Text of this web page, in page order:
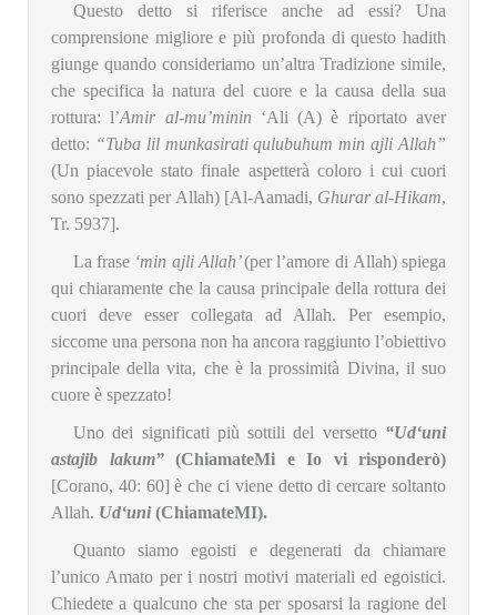
Questo detto si riferisce anche ad essi? Una
comprensione migliore e più profonda di questo hadith
giunge quando consideriamo un’altra Tradizione simile,
che specifica la natura del cuore e la causa della sua
rottura: l’Amir al-mu’minin ‘Ali (A) è riportato aver
detto: “Tuba lil munkasirati qulubuhum min ajli Allah”
(Un piacevole stato finale aspetterà coloro i cui cuori
sono spezzati per Allah) [Al-Aamadi, Ghurar al-Hikam,
Tr. 5937].
La frase ‘min ajli Allah’(per l’amore di Allah) spiega
qui chiaramente che la causa principale della rottura dei
cuori deve esser collegata ad Allah. Per esempio,
siccome una persona non ha ancora raggiunto l’obiettivo
principale della vita, che è la prossimità Divina, il suo
cuore è spezzato!
Uno dei significati più sottili del versetto “Ud‘uni
astajib lakum” (ChiamateMi e Io vi risponderò)
[Corano, 40: 60] è che ci viene detto di cercare soltanto
Allah. Ud‘uni(ChiamateMI).
Quanto siamo egoisti e degenerati da chiamare
l’unico Amato per i nostri motivi materiali ed egoistici.
Chiedete a qualcuno che sta per sposarsi la ragione del